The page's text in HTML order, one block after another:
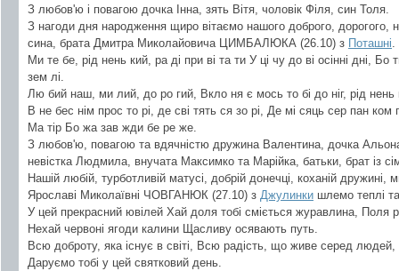
З любов'ю і повагою дочка Інна, зять Вітя, чоловік Філя, син Толя.
З нагоди дня народження щиро вітаємо нашого доброго, дорогого,
сина, брата Дмитра Миколайовича ЦИМБАЛЮКА (26.10) з Поташні
Ми те бе, рід нень кий, ра ді при ві та ти У ці чу до ві осінні дні,
зем лі.
Лю бий наш, ми лий, до ро гий, Вкло ня є мось то бі до ніг, рід нень
В не бес нім прос то рі, де сві тять ся зо рі, Де мі сяць сер пан
Ма тір Бо жа зав жди бе ре же.
З любов'ю, повагою та вдячністю дружина Валентина, дочка
невістка Людмила, внучата Максимко та Марійка, батьки, брат із
Нашій любій, турботливій матусі, добрій донечці, коханій дружині,
Ярославі Миколаївні ЧОВГАНЮК (27.10) з Джулинки шлемо теплі
У цей прекрасний ювілей Хай доля тобі сміється журавлина, Поля
Нехай червоні ягоди калини Щасливу осявають путь.
Всю доброту, яка існує в світі, Всю радість, що живе серед
Даруємо тобі у цей святковий день.